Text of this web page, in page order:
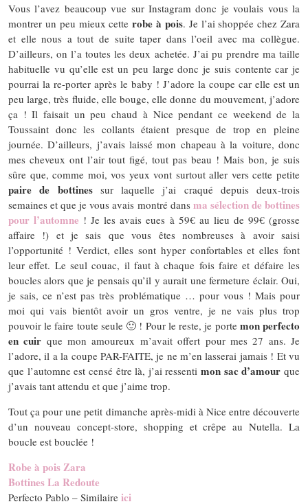
Vous l’avez beaucoup vue sur Instagram donc je voulais vous la
montrer un peu mieux cetterobe à pois. Je l’ai shoppée chez Zara
et elle nous a tout de suite taper dans l’oeil avec ma collègue.
D’ailleurs, on l’a toutes les deux achetée. J’ai pu prendre ma taille
habituelle vu qu’elle est un peu large donc je suis contente car je
pourrai la re-porter après le baby ! J’adore la coupe car elle est un
peu large, très fluide, elle bouge, elle donne du mouvement, j’adore
ça ! Il faisait un peu chaud à Nice pendant ce weekend de la
Toussaint donc les collants étaient presque de trop en pleine
journée. D’ailleurs, j’avais laissé mon chapeau à la voiture, donc
mes cheveux ont l’air tout figé, tout pas beau ! Mais bon, je suis
sûre que, comme moi, vos yeux vont surtout aller vers cette petite
paire de bottinessur laquelle j’ai craqué depuis deux-trois
semaines et que je vous avais montré dans ma sélection de bottines
pour l’automne ! Je les avais eues à 59€ au lieu de 99€ (grosse
affaire !) et je sais que vous êtes nombreuses à avoir saisi
l’opportunité ! Verdict, elles sont hyper confortables et elles font
leur effet. Le seul couac, il faut à chaque fois faire et défaire les
boucles alors que je pensais qu’il y aurait une fermeture éclair. Oui,
je sais, ce n’est pas très problématique … pour vous ! Mais pour
moi qui vais bientôt avoir un gros ventre, je ne vais plus trop
pouvoir le faire toute seule 🙂 ! Pour le reste, je porte mon perfecto
en cuir que mon amoureux m’avait offert pour mes 27 ans. Je
l’adore, il a la coupe PAR-FAITE, je ne m’en lasserai jamais ! Et vu
que l’automne est censé être là, j’ai ressentimon sac d’amour que
j’avais tant attendu et que j’aime trop.
Tout ça pour une petit dimanche après-midi à Nice entre découverte
d’un nouveau concept-store, shopping et crêpe au Nutella. La
boucle est bouclée !
Robe à pois Zara
Bottines La Redoute
Perfecto Pablo – Similaire ici